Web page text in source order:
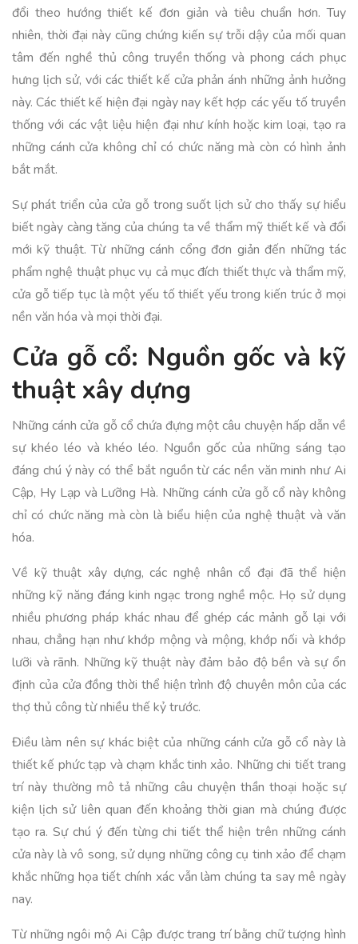
đổi theo hướng thiết kế đơn giản và tiêu chuẩn hơn. Tuy
nhiên, thời đại này cũng chứng kiến sự trỗi dậy của mối quan
tâm đến nghề thủ công truyền thống và phong cách phục
hưng lịch sử, với các thiết kế cửa phản ánh những ảnh hưởng
này. Các thiết kế hiện đại ngày nay kết hợp các yếu tố truyền
thống với các vật liệu hiện đại như kính hoặc kim loại, tạo ra
những cánh cửa không chỉ có chức năng mà còn có hình ảnh
bắt mắt.
Sự phát triển của cửa gỗ trong suốt lịch sử cho thấy sự hiểu
biết ngày càng tăng của chúng ta về thẩm mỹ thiết kế và đổi
mới kỹ thuật. Từ những cánh cổng đơn giản đến những tác
phẩm nghệ thuật phục vụ cả mục đích thiết thực và thẩm mỹ,
cửa gỗ tiếp tục là một yếu tố thiết yếu trong kiến trúc ở mọi
nền văn hóa và mọi thời đại.
Cửa gỗ cổ: Nguồn gốc và kỹ
thuật xây dựng
Những cánh cửa gỗ cổ chứa đựng một câu chuyện hấp dẫn về
sự khéo léo và khéo léo. Nguồn gốc của những sáng tạo
đáng chú ý này có thể bắt nguồn từ các nền văn minh như Ai
Cập, Hy Lạp và Lưỡng Hà. Những cánh cửa gỗ cổ này không
chỉ có chức năng mà còn là biểu hiện của nghệ thuật và văn
hóa.
Về kỹ thuật xây dựng, các nghệ nhân cổ đại đã thể hiện
những kỹ năng đáng kinh ngạc trong nghề mộc. Họ sử dụng
nhiều phương pháp khác nhau để ghép các mảnh gỗ lại với
nhau, chẳng hạn như khớp mộng và mộng, khớp nối và khớp
lưỡi và rãnh. Những kỹ thuật này đảm bảo độ bền và sự ổn
định của cửa đồng thời thể hiện trình độ chuyên môn của các
thợ thủ công từ nhiều thế kỷ trước.
Điều làm nên sự khác biệt của những cánh cửa gỗ cổ này là
thiết kế phức tạp và chạm khắc tinh xảo. Những chi tiết trang
trí này thường mô tả những câu chuyện thần thoại hoặc sự
kiện lịch sử liên quan đến khoảng thời gian mà chúng được
tạo ra. Sự chú ý đến từng chi tiết thể hiện trên những cánh
cửa này là vô song, sử dụng những công cụ tinh xảo để chạm
khắc những họa tiết chính xác vẫn làm chúng ta say mê ngày
nay.
Từ những ngôi mộ Ai Cập được trang trí bằng chữ tượng hình